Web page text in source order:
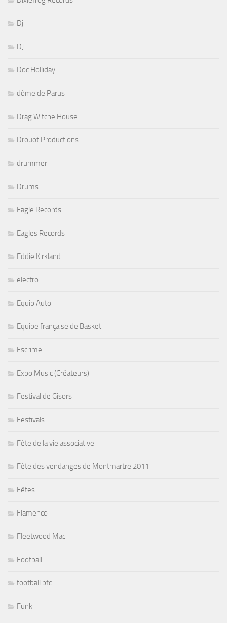
Dj
DJ
Doc Holliday
dôme de Parus
Drag Witche House
Drouot Productions
drummer
Drums
Eagle Records
Eagles Records
Eddie Kirkland
electro
Equip Auto
Equipe française de Basket
Escrime
Expo Music (Créateurs)
Festival de Gisors
Festivals
Fête de la vie associative
Fête des vendanges de Montmartre 2011
Fêtes
Flamenco
Fleetwood Mac
Football
football pfc
Funk